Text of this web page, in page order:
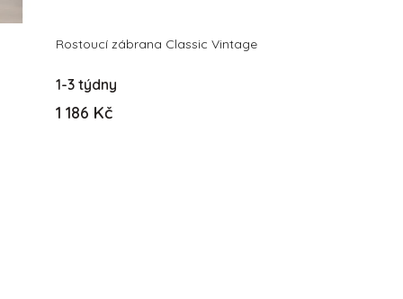
Rostoucí zábrana Classic Vintage
1-3 týdny
1 186 Kč